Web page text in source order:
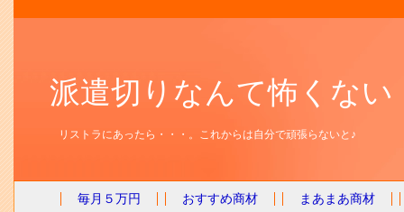
派遣切りなんて怖くな
リストラにあったら・・・。これからは自分で頑張らないと♪
毎月５万円 おすすめ商材 まあまあ商材